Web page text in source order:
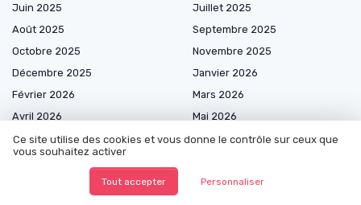
Juin 2025
Juillet 2025
Août 2025
Septembre 2025
Octobre 2025
Novembre 2025
Décembre 2025
Janvier 2026
Février 2026
Mars 2026
Avril 2026
Mai 2026
Juin 2026
Juillet 2026
Ce site utilise des cookies et vous donne le contrôle sur ceux que
vous souhaitez activer
Tout accepter Personnaliser